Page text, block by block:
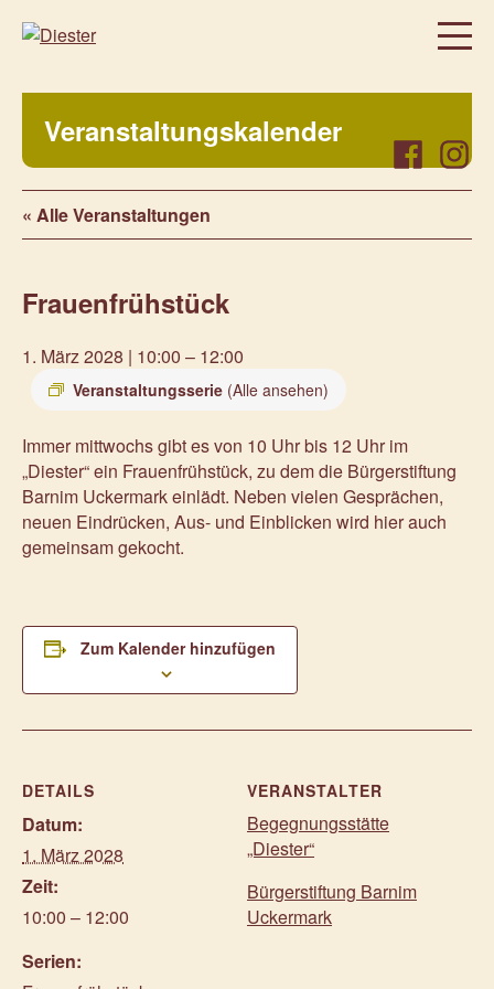
Über uns
Regelmäßige Angebote
Was bei uns sonst noch so los ist…
Veranstaltungen
Prenzlauer Frauenwochen 2025
Unsere Partner
Aktuelles
Kontakt
Facebook
Veranstaltungskalender
« Alle Veranstaltungen
Frauenfrühstück
1. März 2028 | 10:00 – 12:00
Veranstaltungsserie (Alle ansehen)
Immer mittwochs gibt es von 10 Uhr bis 12 Uhr im
„Diester“ ein Frauenfrühstück, zu dem die Bürgerstiftung
Barnim Uckermark einlädt. Neben vielen Gesprächen,
neuen Eindrücken, Aus- und Einblicken wird hier auch
gemeinsam gekocht.
Zum Kalender hinzufügen
DETAILS
Datum:
1. März 2028
Zeit:
10:00 – 12:00
Serien:
VERANSTALTER
Begegnungsstätte
„Diester“
Bürgerstiftung Barnim
Uckermark